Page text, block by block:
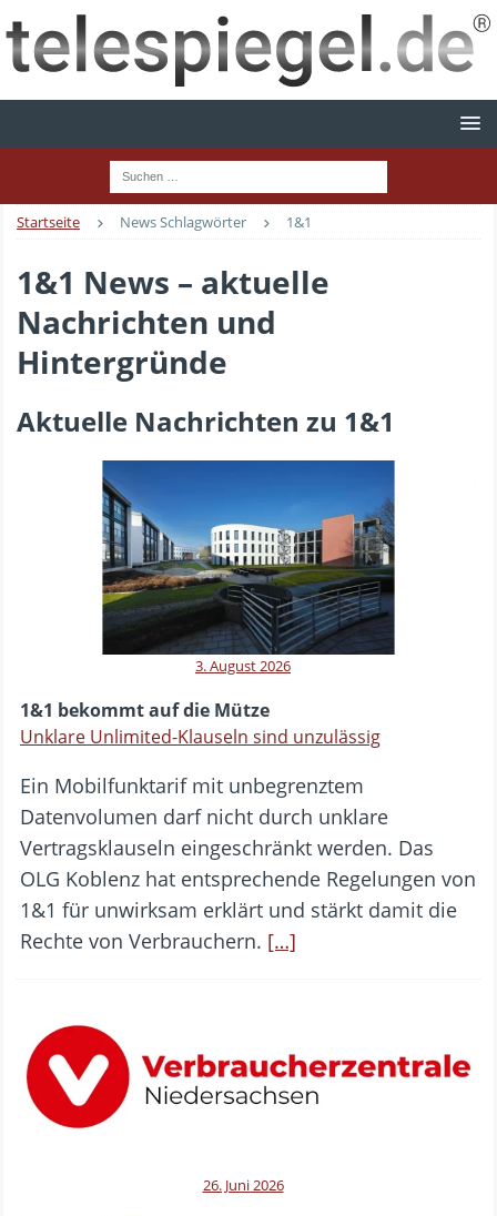
Startseite News Schlagwörter 1&1
1&1 News – aktuelle
Nachrichten und
Hintergründe
Aktuelle Nachrichten zu 1&1
3. August 2026
1&1 bekommt auf die Mütze
Unklare Unlimited-Klauseln sind unzulässig
Ein Mobilfunktarif mit unbegrenztem
Datenvolumen darf nicht durch unklare
Vertragsklauseln eingeschränkt werden. Das
OLG Koblenz hat entsprechende Regelungen von
1&1 für unwirksam erklärt und stärkt damit die
Rechte von Verbrauchern. […]
26. Juni 2026